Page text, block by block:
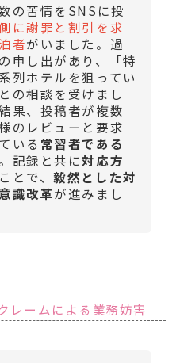
の苦情をSNSに投
に謝罪と割引を求
者がいました。過
申し出があり、「特
列ホテルを狙ってい
の相談を受けまし
果、投稿者が複数
のレビューと要求
いる 常習者である
。記録と共に対応方
ことで、毅然とした対
識改革が進みまし
レームによる業務妨害